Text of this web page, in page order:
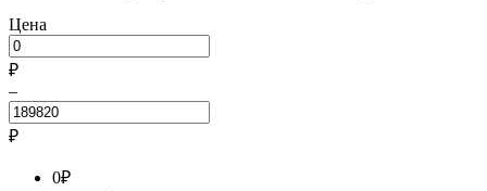
Цена
₽
–
₽
0₽